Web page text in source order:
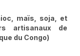
maïs, soja, et
artisanaux de
du Congo)